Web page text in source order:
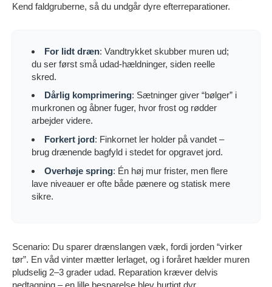
Kend faldgruberne, så du undgår dyre efterreparationer.
For lidt dræn: Vandtrykket skubber muren ud;
du ser først små udad-hældninger, siden reelle
skred.
Dårlig komprimering: Sætninger giver “bølger” i
murkronen og åbner fuger, hvor frost og rødder
arbejder videre.
Forkert jord: Finkornet ler holder på vandet –
brug drænende bagfyld i stedet for opgravet jord.
Overhøje spring: Én høj mur frister, men flere
lave niveauer er ofte både pænere og statisk mere
sikre.
Scenario: Du sparer drænslangen væk, fordi jorden “virker
tør”. En våd vinter mætter lerlaget, og i foråret hælder muren
pludselig 2–3 grader udad. Reparation kræver delvis
nedtagning – en lille besparelse blev hurtigt dyr.